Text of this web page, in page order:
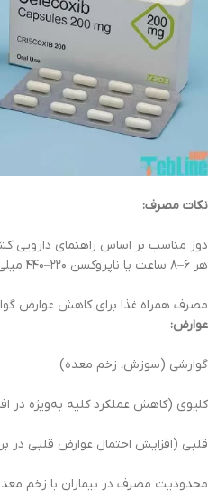
نکات مصرف:
هر ۶–۸ ساعت یا ناپروکسن ۲۲۰–۴۴۰ میلی‌گرم هر ۸–۱۲ ساعت)
مصرف همراه غذا برای کاهش عوارض
عوارض:
گوارشی (سوزش، زخم معده)
کلیوی (کاهش عملکرد کلیه به‌ویژه در
قلبی (افزایش احتمال عوارض قلبی در
محدودیت مصرف در بیماران با زخم